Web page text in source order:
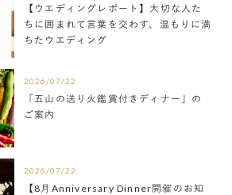
【ウエディングレポート】大切な人た
ちに囲まれて言葉を交わす、温もりに満
ちたウエディング
2026/07/22
「五山の送り火鑑賞付きディナー」の
ご案内
2026/07/22
【8月Anniversary Dinner開催のお知